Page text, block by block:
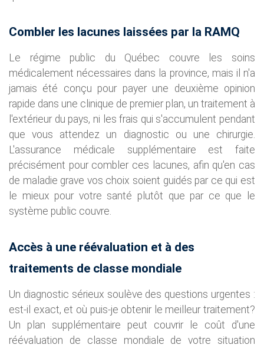
Combler les lacunes laissées par la RAMQ
Le régime public du Québec couvre les soins
médicalement nécessaires dans la province, mais il n'a
jamais été conçu pour payer une deuxième opinion
rapide dans une clinique de premier plan, un traitement à
l'extérieur du pays, ni les frais qui s'accumulent pendant
que vous attendez un diagnostic ou une chirurgie.
L'assurance médicale supplémentaire est faite
précisément pour combler ces lacunes, afin qu'en cas
de maladie grave vos choix soient guidés par ce qui est
le mieux pour votre santé plutôt que par ce que le
système public couvre.
Accès à une réévaluation et à des
traitements de classe mondiale
Un diagnostic sérieux soulève des questions urgentes :
est-il exact, et où puis-je obtenir le meilleur traitement?
Un plan supplémentaire peut couvrir le coût d'une
réévaluation de classe mondiale de votre situation